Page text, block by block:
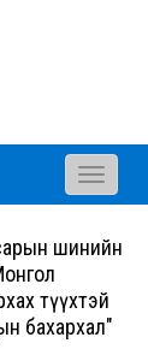
Toggle
шинийн
түүхтэй
бахархал"